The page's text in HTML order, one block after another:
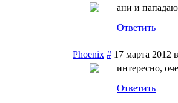
ани и
Ответить
Phoenix # 17 марта 2012
интересно,
Ответить